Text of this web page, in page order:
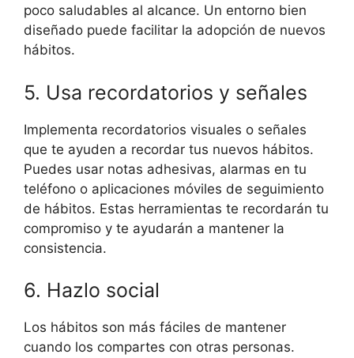
poco saludables al alcance. Un entorno bien
diseñado puede facilitar la adopción de nuevos
hábitos.
5. Usa recordatorios y señales
Implementa recordatorios visuales o señales
que te ayuden a recordar tus nuevos hábitos.
Puedes usar notas adhesivas, alarmas en tu
teléfono o aplicaciones móviles de seguimiento
de hábitos. Estas herramientas te recordarán tu
compromiso y te ayudarán a mantener la
consistencia.
6. Hazlo social
Los hábitos son más fáciles de mantener
cuando los compartes con otras personas.